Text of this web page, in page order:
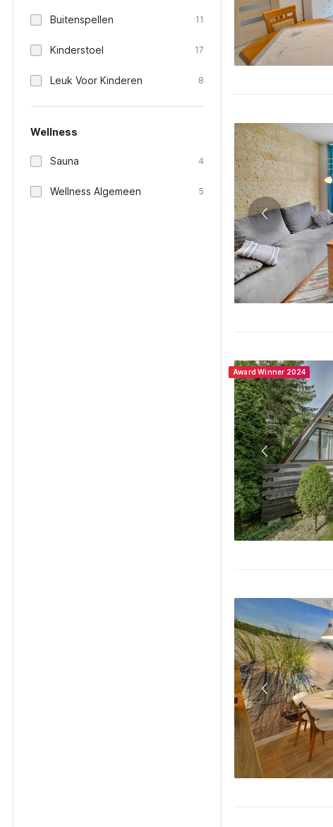
Buitenspellen 11
Kinderstoel 17
Leuk Voor Kinderen 8
Wellness
Sauna 4
Wellness Algemeen 5
Award Winner 2024